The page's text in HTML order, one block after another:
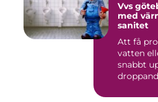
Vvs göteborg
med
sanitet
Att få
vatten
snabbt